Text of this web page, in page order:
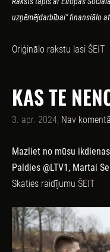
uzņēmējdarbībai" finansiālo
Oriģinālo rakstu lasi ŠEIT
KAS TE
3. apr. 2024, Nav
Mazliet no mūsu
Paldies @LTV1, Martai
Skaties raidījumu ŠEIT